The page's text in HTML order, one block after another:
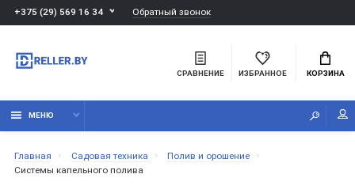
+375 (29) 569 16 34 Обратный звонок
СРАВНЕНИЕ ИЗБРАННОЕ КОРЗИНА
МЕНЮ
Главная Садовая техника
Полив и орошение
Системы капельного полива